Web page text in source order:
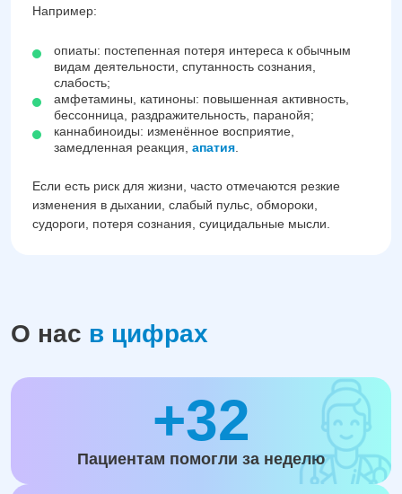
Например:
опиаты: постепенная потеря интереса к обычным
видам деятельности, спутанность сознания,
слабость;
амфетамины, катиноны: повышенная активность,
бессонница, раздражительность, паранойя;
каннабиноиды: изменённое восприятие,
замедленная реакция, апатия
Если есть риск для жизни, часто отмечаются резкие
изменения в дыхании, слабый пульс, обмороки,
судороги, потеря сознания, суицидальные мысли.
О нас в цифрах
+32
Пациентам помогли за неделю